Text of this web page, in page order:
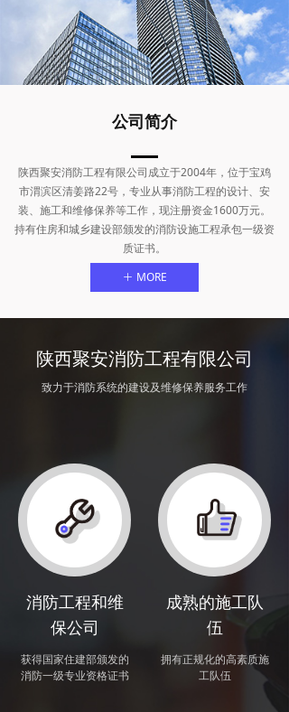
消防工程和维
保公司
获得国家住建部颁发的
消防一级专业资格证书
成熟的施工队
伍
拥有正规化的高素质施
工队伍
陕西聚安消防工程有限公司
致力于消防系统的建设及维修保养服务工作
公司简介
陕西聚安消防工程有限公司成立于2004年，位于宝鸡
市渭滨区清姜路22号，专业从事消防工程的设计、安
装、施工和维修保养等工作，现注册资金1600万元。
持有住房和城乡建设部颁发的消防设施工程承包一级资
质证书。
ꄶ MORE